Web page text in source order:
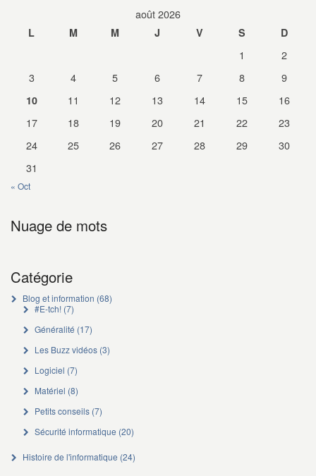
août 2026
L M M J V S D
1
2
3
4 5 6 7 8 9
10 11 12 13 14 15
16
17
18 19 20 21 22
23
24
25 26 27 28 29
30
31
« Oct
Nuage de mots
Catégorie
Blog et information (68)
#E-tch!(7)
Généralité (17)
Les Buzz vidéos(3)
Logiciel (7)
Matériel (8)
Petits conseils(7)
Sécurité informatique (20)
Histoire de l'informatique (24)